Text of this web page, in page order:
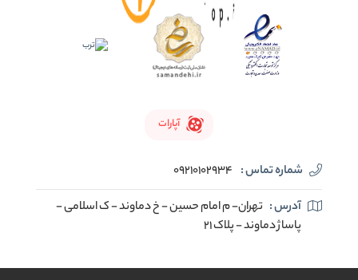
آپارات
شماره تماس : 09210102934
آدرس : تهران- م امام حسین - خ دماوند - ک اسلامی -
پاساژ دماوند - پلاک 21